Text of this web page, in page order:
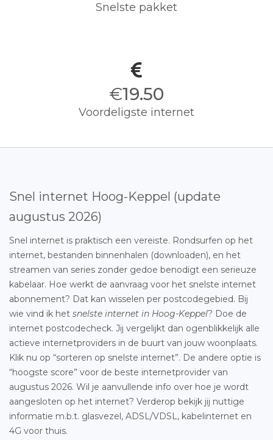
Snelste pakket
€19.50
Voordeligste internet
Snel internet Hoog-Keppel (update
augustus 2026)
Snel internet is praktisch een vereiste. Rondsurfen op het
internet, bestanden binnenhalen (downloaden), en het
streamen van series zonder gedoe benodigt een serieuze
kabelaar. Hoe werkt de aanvraag voor het snelste internet
abonnement? Dat kan wisselen per postcodegebied. Bij
wie vind ik het snelste internet in Hoog-Keppel? Doe de
internet postcodecheck. Jij vergelijkt dan ogenblikkelijk alle
actieve internetproviders in de buurt van jouw woonplaats.
Klik nu op “sorteren op snelste internet”. De andere optie is
“hoogste score” voor de beste internetprovider van
augustus 2026. Wil je aanvullende info over hoe je wordt
aangesloten op het internet? Verderop bekijk jij nuttige
informatie m.b.t. glasvezel, ADSL/VDSL, kabelinternet en
4G voor thuis.